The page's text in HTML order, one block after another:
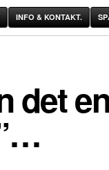
INFO & KONTAKT.
det